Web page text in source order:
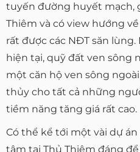
tuyến đường huyết mạch,
Thiêm và có view hướng
rất được các NĐT săn
hiện tại, quỹ đất ven sông
một căn hộ ven sông
thủy cho tất cả những
tiềm năng tăng giá rất cao.
Có thể kể tới một vài dự
tâm tại Thủ Thiêm đáng